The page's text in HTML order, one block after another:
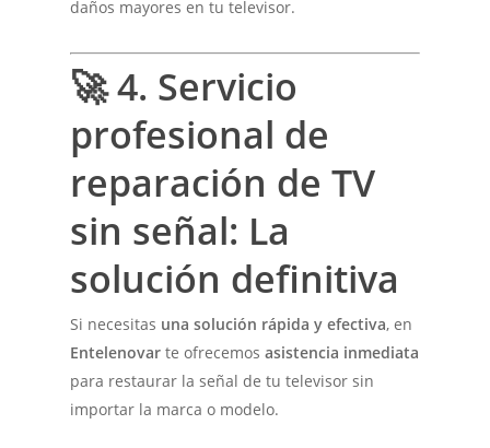
daños mayores en tu televisor.
🚀4. Servicio
profesional de
reparación de TV
sin señal: La
solución definitiva
Si necesitas una solución rápida y efectiva, en
Entelenovar te ofrecemosasistencia inmediata
para restaurar la señal de tu televisor sin
importar la marca o modelo.